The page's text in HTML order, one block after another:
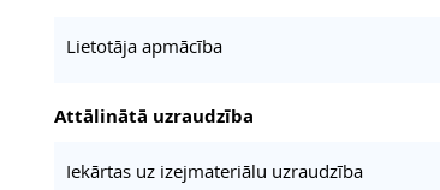
Lietotāja apmācība
Attālinātā uzraudzība
Iekārtas uz izejmateriālu uzraudzība